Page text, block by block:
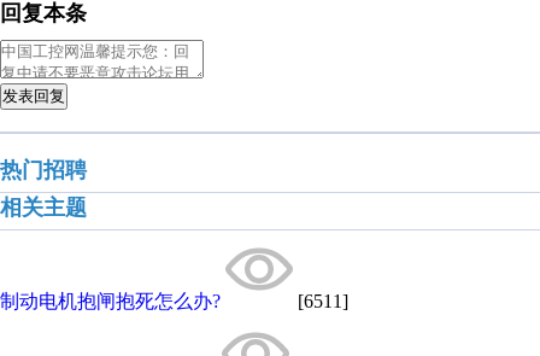
回复本条
发表回复
热门招聘
相关主题
制动电机抱闸抱死怎么办? [6511]